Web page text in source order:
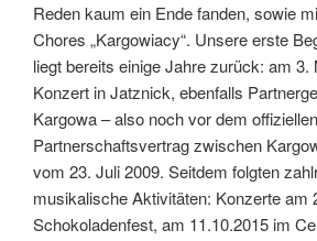
Reden kaum ein Ende fanden, sowie
Chores „Kargowiacy“. Unsere erste
liegt bereits einige Jahre zurück: am 3.
Konzert in Jatznick, ebenfalls
Kargowa – also noch vor dem offiziellen
Partnerschaftsvertrag zwischen
vom 23. Juli 2009. Seitdem folgten
musikalische Aktivitäten: Konzerte am
Schokoladenfest, am 11.10.2015 im